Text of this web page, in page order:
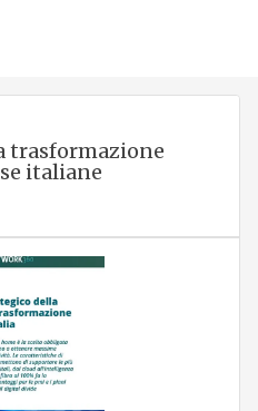
trasformazione
italiane